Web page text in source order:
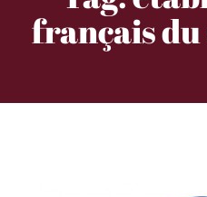
français du